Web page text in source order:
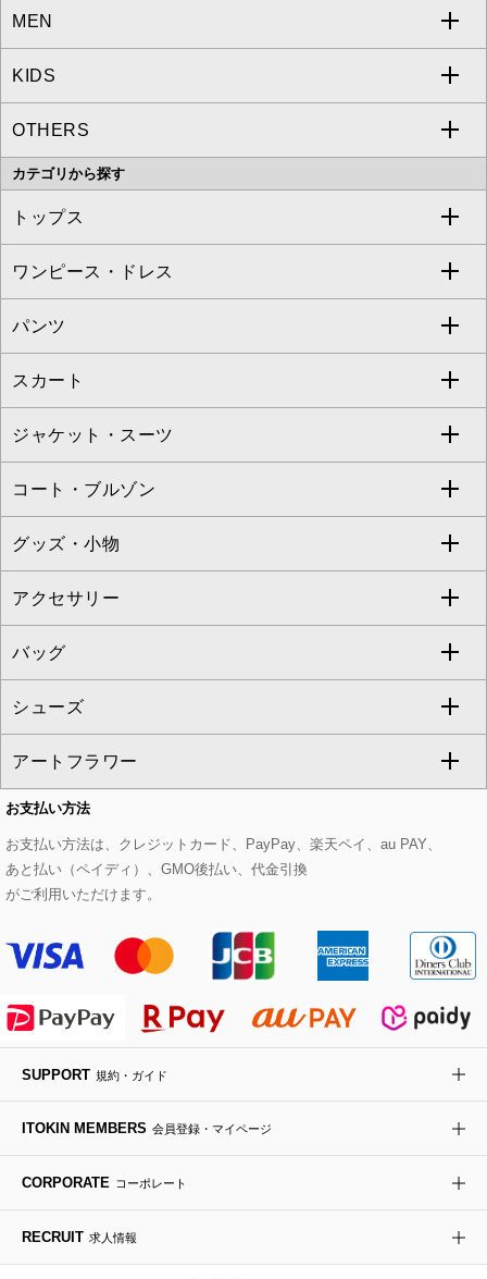
a.v.v
MICHEL KLEIN
MK MICHEL KLEIN
OFUON le MK
eur3
Maison de CINQ
MK MICHEL KLEIN BAG
HIROKO KOSHINO
MEN
a.v.v
MICHEL KLEIN HOMME
MK MICHEL KLEIN HOMME
KIDS
a.v.v
OTHERS
MK MICHEL KLEIN BAG
カテゴリから探す
トップス
すべてのトップス
カットソー・Tシャツ
ブラウス・シャツ
ニット・セーター
カーディガン
アンサンブルセット
ベスト・ジレ
パーカー
タンクトップ・キャミソール
スウェット・ジャージー
その他のトップス
ワンピース・ドレス
すべてのワンピース・ドレス
ワンピース
ドレス
チュニック
ジャンパースカート
その他のワンピース・ドレス
パンツ
すべてのパンツ
フルレングスパンツ
クロップド・半端丈パンツ
ガウチョ・ワイドパンツ
ハーフ・ショート丈パンツ
サロペット・オールインワン
その他のパンツ
スカート
すべてのスカート
ロング・マキシ丈スカート
ひざ丈スカート
ミモレ丈スカート
ショート・ミニ丈スカート
その他のスカート
ジャケット・スーツ
すべてのジャケット・スーツ
テーラードジャケット
ノーカラージャケット
セットアップ
セットアップジャケット
セットアップパンツ
セットアップスカート
セットアップワンピース
コート・ブルゾン
すべてのコート・ブルゾン
トレンチコート
ピーコート
ダッフルコート
チェスターコート
モッズコート
ステンカラーコート
ライダースジャケット
デニムジャケット
ダウンジャケット・コート
グッズ・小物
すべてのグッズ・小物
マスク
ストール・マフラー・スヌード
ベルト・サスペンダー
帽子
ヘアアクセサリー
ハンカチ・バンダナ
手袋
チャーム・ストラップ
アクセサリー
すべてのアクセサリー
ネックレス
ピアス・イヤリング
ブレスレット・バングル
ブローチ・コサージュ
バッグ
すべてのバッグ
トートバッグ
ショルダーバッグ
ボストンバッグ
バックパック・リュック
ボディバッグ・メッセンジャーバッグ
トラベルバッグ
シューズ
すべてのシューズ
パンプス
スニーカー
フラットシューズ
ローファー
ドレスシューズ
アートフラワー
すべてのアートフラワー
ローズ
カサブランカ・カラー
ラナンキュラス
ポプリアレンジ＆フレグランス
お支払い方法
お支払い方法は、クレジットカード、PayPay、楽天ペイ、au PAY、
あと払い（ペイディ）、GMO後払い、代金引換
がご利用いただけます。
SUPPORT 規約・ガイド
ITOKIN MEMBERS 会員登録・マイページ
CORPORATE コーポレート
RECRUIT 求人情報